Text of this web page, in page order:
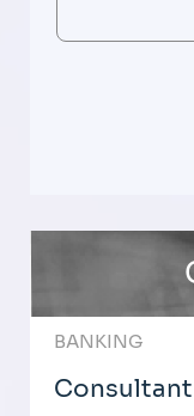
BANKING
Consultant